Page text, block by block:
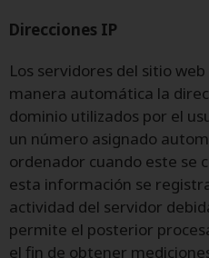
Direcciones IP
Los servidores del sitio
manera automática la
dominio utilizados por el
un número asignado
ordenador cuando este se
esta información se
actividad del servidor
permite el posterior
el fin de obtener